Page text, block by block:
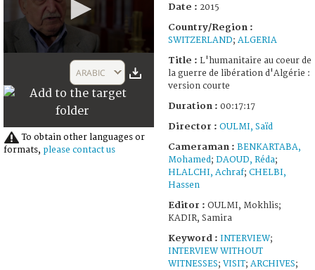
16
seconds
ARABIC
To obtain other languages or
formats, please contact us
Date : 2015
Country/Region :
SWITZERLAND; ALGERIA
Title : L'humanitaire au coeur de
la guerre de libération d'Algérie :
version courte
Duration : 00:17:17
Director : OULMI, Saïd
Cameraman : BENKARTABA,
Mohamed; DAOUD, Réda;
HLALCHI, Achraf; CHELBI,
Hassen
Editor : OULMI, Mokhlis;
KADIR, Samira
Keyword : INTERVIEW;
INTERVIEW WITHOUT
WITNESSES; VISIT; ARCHIVES;